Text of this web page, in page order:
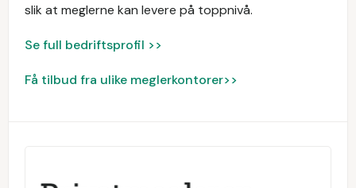
slik at meglerne kan levere på toppnivå.
Se full bedriftsprofil >>
Få tilbud fra ulike meglerkontorer>>